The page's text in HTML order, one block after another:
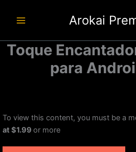
Arokai
Toque
para
To view this content, you must be a
at $1.99 or more